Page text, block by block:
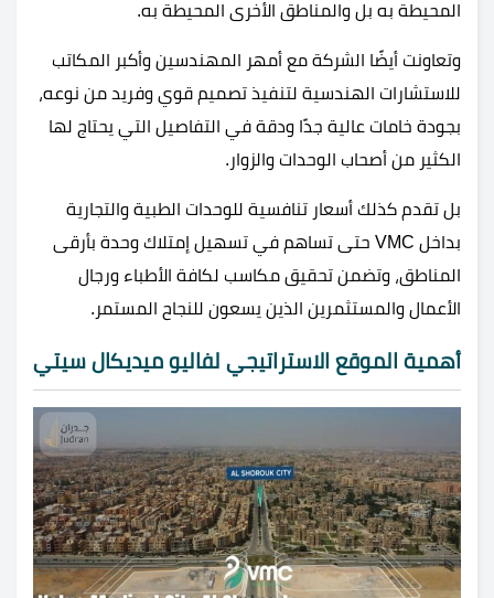
المحيطة به بل والمناطق الأخرى المحيطة به.
وتعاونت أيضًا الشركة مع أمهر المهندسين وأكبر المكاتب
للاستشارات الهندسية لتنفيذ تصميم قوي وفريد من نوعه،
بجودة خامات عالية جدًا ودقة في التفاصيل التي يحتاج لها
الكثير من أصحاب الوحدات والزوار.
بل تقدم كذلك أسعار تنافسية للوحدات الطبية والتجارية
بداخل VMC حتى تساهم في تسهيل إمتلاك وحدة بأرقى
المناطق، وتضمن تحقيق مكاسب لكافة الأطباء ورجال
الأعمال والمستثمرين الذين يسعون للنجاح المستمر.
أهمية الموقع الاستراتيجي لفاليو ميديكال سيتي